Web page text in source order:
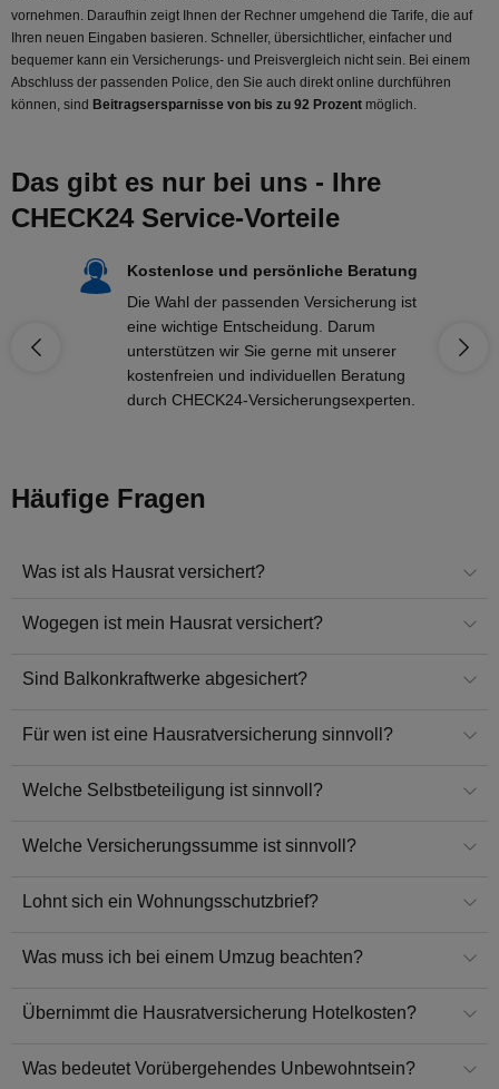
vornehmen. Daraufhin zeigt Ihnen der Rechner umgehend die Tarife, die auf
Ihren neuen Eingaben basieren. Schneller, übersichtlicher, einfacher und
bequemer kann ein Versicherungs- und Preisvergleich nicht sein. Bei einem
Abschluss der passenden Police, den Sie auch direkt online durchführen
können, sind Beitragsersparnisse von bis zu 92 Prozent möglich.
Das gibt es nur bei uns - Ihre
CHECK24 Service-Vorteile
Kostenlose und persönliche Beratung
Die Wahl der passenden Versicherung ist
eine wichtige Entscheidung. Darum
unterstützen wir Sie gerne mit unserer
kostenfreien und individuellen Beratung
durch CHECK24-Versicherungsexperten.
Häufige Fragen
Was ist als Hausrat versichert?
Wogegen ist mein Hausrat versichert?
Sind Balkonkraftwerke abgesichert?
Für wen ist eine Hausratversicherung sinnvoll?
Welche Selbstbeteiligung ist sinnvoll?
Welche Versicherungssumme ist sinnvoll?
Lohnt sich ein Wohnungsschutzbrief?
Was muss ich bei einem Umzug beachten?
Übernimmt die Hausratversicherung Hotelkosten?
Was bedeutet Vorübergehendes Unbewohntsein?